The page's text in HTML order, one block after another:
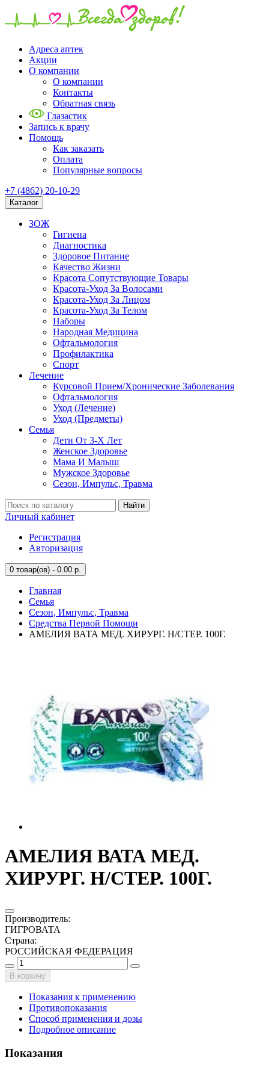
Адреса аптек
Акции
О компании
О компании
Контакты
Обратная связь
Глазастик
Запись к врачу
Помощь
Как заказать
Оплата
Популярные вопросы
+7 (4862) 20-10-29
Каталог
ЗОЖ
Гигиена
Диагностика
Здоровое Питание
Качество Жизни
Красота Сопутствующие Товары
Красота-Уход За Волосами
Красота-Уход За Лицом
Красота-Уход За Телом
Наборы
Народная Медицина
Офтальмология
Профилактика
Спорт
Лечение
Курсовой Прием/Хронические Заболевания
Офтальмология
Уход (Лечение)
Уход (Предметы)
Семья
Дети От 3-Х Лет
Женское Здоровье
Мама И Малыш
Мужское Здоровье
Сезон, Импульс, Травма
Найти
Личный кабинет
Регистрация
Авторизация
0 товар(ов) - 0.00 р.
Главная
Семья
Сезон, Импульс, Травма
Средства Первой Помощи
АМЕЛИЯ ВАТА МЕД. ХИРУРГ. Н/СТЕР. 100Г.
АМЕЛИЯ ВАТА МЕД.
ХИРУРГ. Н/СТЕР. 100Г.
Производитель:
ГИГРОВАТА
Страна:
РОССИЙСКАЯ ФЕДЕРАЦИЯ
В корзину
Показания к применению
Противопоказания
Способ применения и дозы
Подробное описание
Показания